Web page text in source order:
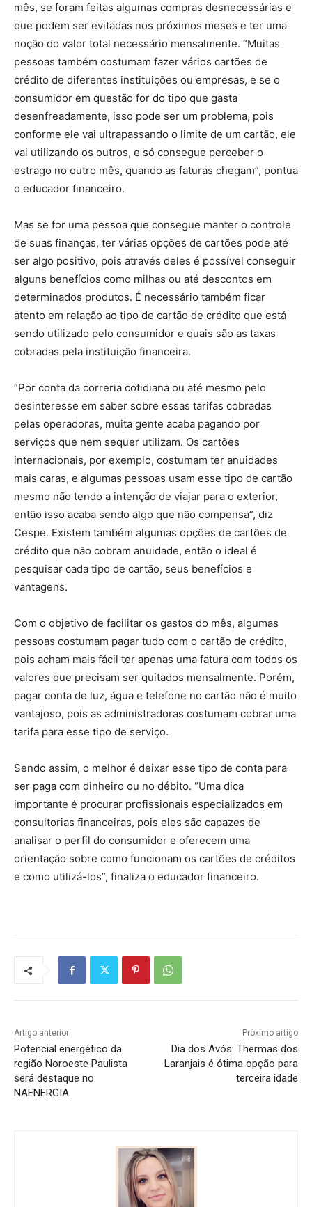
mês, se foram feitas algumas compras desnecessárias e
que podem ser evitadas nos próximos meses e ter uma
noção do valor total necessário mensalmente. “Muitas
pessoas também costumam fazer vários cartões de
crédito de diferentes instituições ou empresas, e se o
consumidor em questão for do tipo que gasta
desenfreadamente, isso pode ser um problema, pois
conforme ele vai ultrapassando o limite de um cartão, ele
vai utilizando os outros, e só consegue perceber o
estrago no outro mês, quando as faturas chegam”, pontua
o educador financeiro.
Mas se for uma pessoa que consegue manter o controle
de suas finanças, ter várias opções de cartões pode até
ser algo positivo, pois através deles é possível conseguir
alguns benefícios como milhas ou até descontos em
determinados produtos. É necessário também ficar
atento em relação ao tipo de cartão de crédito que está
sendo utilizado pelo consumidor e quais são as taxas
cobradas pela instituição financeira.
“Por conta da correria cotidiana ou até mesmo pelo
desinteresse em saber sobre essas tarifas cobradas
pelas operadoras, muita gente acaba pagando por
serviços que nem sequer utilizam. Os cartões
internacionais, por exemplo, costumam ter anuidades
mais caras, e algumas pessoas usam esse tipo de cartão
mesmo não tendo a intenção de viajar para o exterior,
então isso acaba sendo algo que não compensa”, diz
Cespe. Existem também algumas opções de cartões de
crédito que não cobram anuidade, então o ideal é
pesquisar cada tipo de cartão, seus benefícios e
vantagens.
Com o objetivo de facilitar os gastos do mês, algumas
pessoas costumam pagar tudo com o cartão de crédito,
pois acham mais fácil ter apenas uma fatura com todos os
valores que precisam ser quitados mensalmente. Porém,
pagar conta de luz, água e telefone no cartão não é muito
vantajoso, pois as administradoras costumam cobrar uma
tarifa para esse tipo de serviço.
Sendo assim, o melhor é deixar esse tipo de conta para
ser paga com dinheiro ou no débito. “Uma dica
importante é procurar profissionais especializados em
consultorias financeiras, pois eles são capazes de
analisar o perfil do consumidor e oferecem uma
orientação sobre como funcionam os cartões de créditos
e como utilizá-los”, finaliza o educador financeiro.
Artigo anterior
Potencial energético da
região Noroeste Paulista
será destaque no
NAENERGIA
Próximo artigo
Dia dos Avós: Thermas dos
Laranjais é ótima opção para
terceira idade